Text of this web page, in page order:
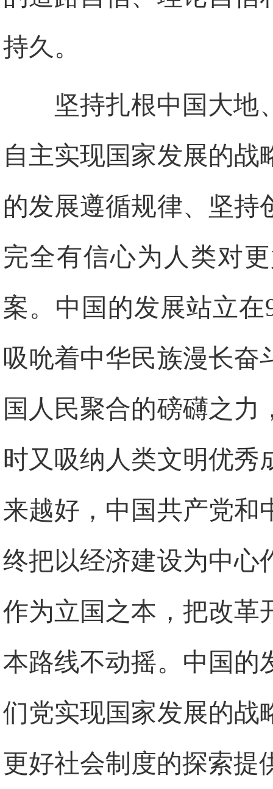
持久。
坚持扎根中国大地
自主实现国家发展的战
的发展遵循规律、坚持
完全有信心为人类对
案。中国的发展站立
吸吮着中华民族漫长奋
国人民聚合的磅礴之力
时又吸纳人类文明优秀
来越好，中国共产党和
终把以经济建设为中心
作为立国之本，把改革
本路线不动摇。中国的
们党实现国家发展的战
更好社会制度的探索提